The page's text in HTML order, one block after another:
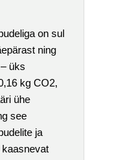
on sul
ning
üks
kg CO2,
ühe
see
ja